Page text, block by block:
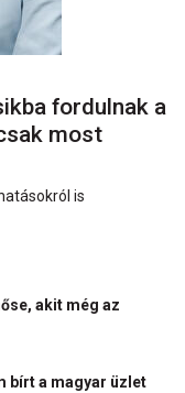
fordulnak a
most
is
akit még az
bírt a magyar üzlet